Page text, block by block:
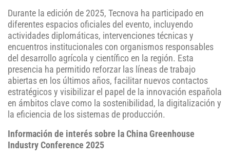
Durante la edición de 2025, Tecnova ha participado en
diferentes espacios oficiales del evento, incluyendo
actividades diplomáticas, intervenciones técnicas y
encuentros institucionales con organismos responsables
del desarrollo agrícola y científico en la región. Esta
presencia ha permitido reforzar las líneas de trabajo
abiertas en los últimos años, facilitar nuevos contactos
estratégicos y visibilizar el papel de la innovación española
en ámbitos clave como la sostenibilidad, la digitalización y
la eficiencia de los sistemas de producción.
Información de interés sobre la China Greenhouse
Industry Conference 2025